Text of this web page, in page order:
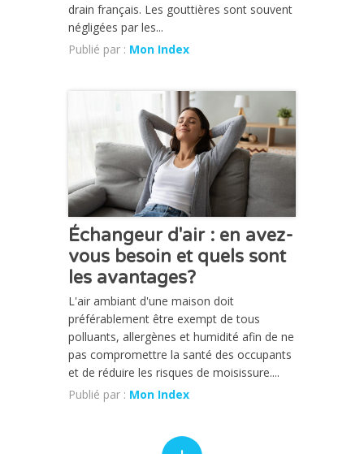
drain français. Les gouttières sont souvent
négligées par les...
Publié par : Mon Index
Échangeur d'air : en avez-
vous besoin et quels sont
les avantages?
L'air ambiant d'une maison doit
préférablement être exempt de tous
polluants, allergènes et humidité afin de ne
pas compromettre la santé des occupants
et de réduire les risques de moisissure....
Publié par : Mon Index